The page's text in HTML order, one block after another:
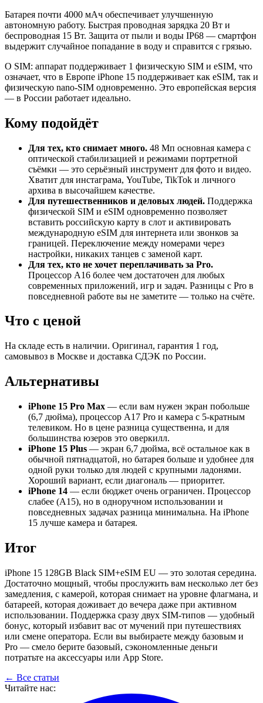
Батарея почти 4000 мАч обеспечивает улучшенную
автономную работу. Быстрая проводная зарядка 20 Вт и
беспроводная 15 Вт. Защита от пыли и воды IP68 — смартфон
выдержит случайное попадание в воду и справится с грязью.
О SIM: аппарат поддерживает 1 физическую SIM и eSIM, что
означает, что в Европе iPhone 15 поддерживает как eSIM, так и
физическую nano-SIM одновременно. Это европейская версия
— в России работает идеально.
Кому подойдёт
Для тех, кто снимает много. 48 Мп основная камера с
оптической стабилизацией и режимами портретной
съёмки — это серьёзный инструмент для фото и видео.
Хватит для инстаграма, YouTube, TikTok и личного
архива в высочайшем качестве.
Для путешественников и деловых людей. Поддержка
физической SIM и eSIM одновременно позволяет
вставить российскую карту в слот и активировать
международную eSIM для интернета или звонков за
границей. Переключение между номерами через
настройки, никаких танцев с заменой карт.
Для тех, кто не хочет переплачивать за Pro.
Процессор A16 более чем достаточен для любых
современных приложений, игр и задач. Разницы с Pro в
повседневной работе вы не заметите — только на счёте.
Что с ценой
На складе есть в наличии. Оригинал, гарантия 1 год,
самовывоз в Москве и доставка СДЭК по России.
Альтернативы
iPhone 15 Pro Max — если вам нужен экран побольше
(6,7 дюйма), процессор A17 Pro и камера с 5-кратным
телевиком. Но в цене разница существенна, и для
большинства юзеров это оверкилл.
iPhone 15 Plus — экран 6,7 дюйма, всё остальное как в
обычной пятнадцатой, но батарея больше и удобнее для
одной руки только для людей с крупными ладонями.
Хороший вариант, если диагональ — приоритет.
iPhone 14 — если бюджет очень ограничен. Процессор
слабее (A15), но в одноручном использовании и
повседневных задачах разница минимальна. На iPhone
15 лучше камера и батарея.
Итог
iPhone 15 128GB Black SIM+eSIM EU — это золотая середина.
Достаточно мощный, чтобы прослужить вам несколько лет без
замедления, с камерой, которая снимает на уровне флагмана, и
батареей, которая доживает до вечера даже при активном
использовании. Поддержка сразу двух SIM-типов — удобный
бонус, который избавит вас от мучений при путешествиях
или смене оператора. Если вы выбираете между базовым и
Pro — смело берите базовый, сэкономленные деньги
потратьте на аксессуары или App Store.
← Все статьи
Читайте нас: